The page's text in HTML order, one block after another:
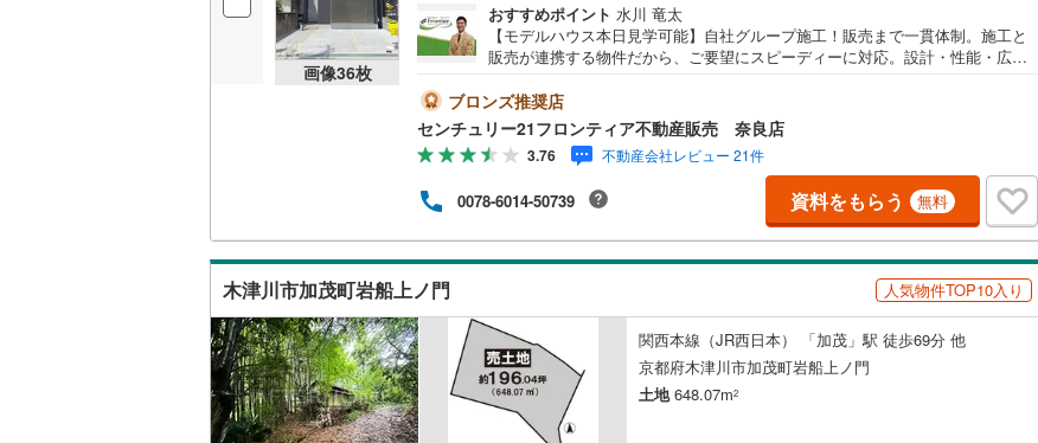
画像36枚
おすすめポイント 水川 竜太
【モデルハウス本日見学可能】自社グループ施工！販売まで一貫体制。施工と
販売が連携する物件だから、ご要望にスピーディーに対応。設計・性能・広
諦めない住まい～■なぜ建売価格で「理想」が叶うのか？ 施工から販売までグ
ループ内で完結させることで中間コストを徹底カット。その分を「広さ」と
「性能」に還元しました■「お金の理想」も諦めない。専属FPによる無料相談
・家計の「見える化」で安心を 教育費や老後資金など将来の出費を数値化。一
生涯の家計シミュレーションを作成します。 ・プロならではのアドバイス 「最
適な銀行は？」「今の年収で大丈夫？」といった疑問から住宅ローンの最大活
用まで、家計を守る具体的なプランをご提案「自分らしい家」と「安心できる
将来」どちらもフロンティアで叶えませんか？当日の現地見学・FP相談も受付
中です
ブロンズ推奨店
センチュリー21フロンティア不動産販売 奈良店
3.76 不動産会社レビュー 21件
0078-6014-50739 資料をもらう 無料
木津川市加茂町岩船上ノ門 人気物件TOP10入り
関西本線（JR西日本） 「加茂」駅 徒歩69分 他
京都府木津川市加茂町岩船上ノ門
土地648.07m2